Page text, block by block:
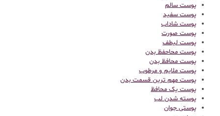
پوست سالم
پوست سفید
پوست شاداب
پوست صورت
پوست لیطف
پوست محاحفظ بدن
پوست محافظ بدن
پوست ملایم و مرطوب
پوست مهم ترین قسمت بدن
پوست یک محافظ
پوسته شدن لب
پوستی جوان